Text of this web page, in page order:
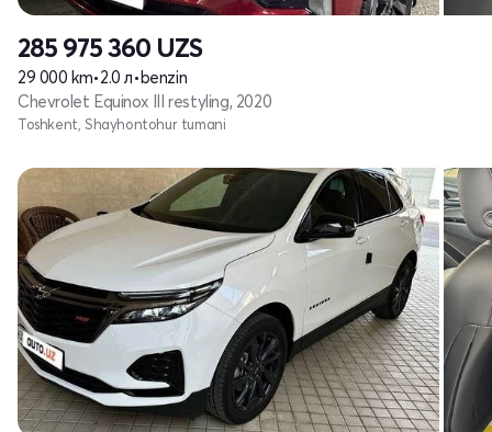
285 975 360 UZS
29 000 km•2.0 л•benzin
Chevrolet Equinox III restyling, 2020
Toshkent, Shayhontohur tumani